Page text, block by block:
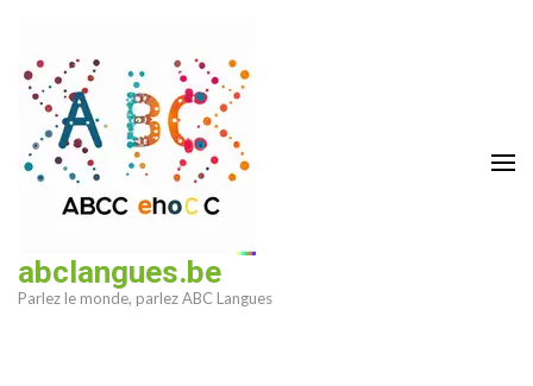
contenu
(Pressez
Entrée)
abclangues.be
Parlez le monde, parlez ABC Langues